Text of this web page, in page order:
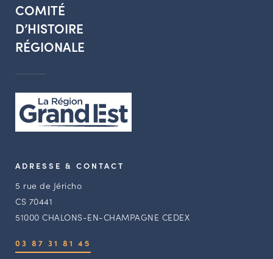
COMITÉ
D’HISTOIRE
RÉGIONALE
ADRESSE & CONTACT
5 rue de Jéricho
CS 70441
51000 CHALONS-EN-CHAMPAGNE CEDEX
03 87 31 81 45